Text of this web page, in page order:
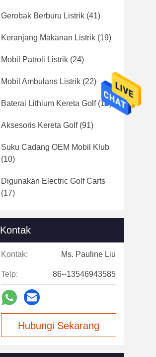
Gerobak Berburu Listrik (41)
Keranjang Makanan Listrik (19)
Mobil Patroli Listrik (24)
Mobil Ambulans Listrik (22)
Baterai Lithium Kereta Golf(16)
Aksesoris Kereta Golf(91)
Suku Cadang OEM Mobil Klub
(10)
Digunakan Electric Golf Carts
(17)
Kontak
Kontak: Ms. Pauline Liu
Telp: 86--13546943585
Hubungi Sekarang